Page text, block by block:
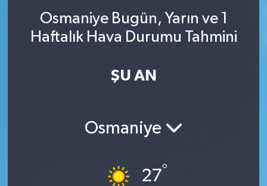
Osmaniye Bugün, Yarın ve 1
Haftalık Hava Durumu Tahmini
ŞU AN
Osmaniye
27°